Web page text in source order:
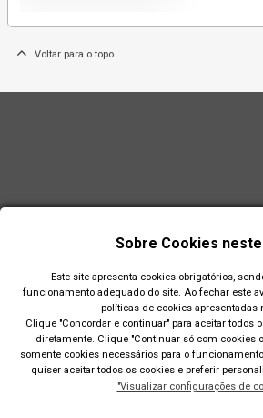
Voltar para o topo
Sobre Cookies
Este site apresenta cookies obrigatórios,
funcionamento adequado do site. Ao fechar este
políticas de cookies apresentadas
Clique "Concordar e continuar" para aceitar todos
diretamente. Clique "Continuar só com cookies
somente cookies necessários para o
quiser aceitar todos os cookies e preferir
"Visualizar configurações de
Prefeitura Municipal de Rio Grande
Largo Engenheiro João Fernandes